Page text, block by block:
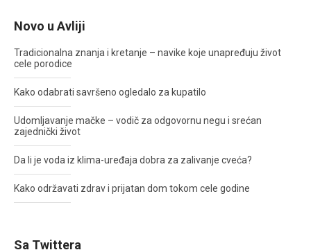
Novo u Avliji
Tradicionalna znanja i kretanje – navike koje unapređuju život
cele porodice
Kako odabrati savršeno ogledalo za kupatilo
Udomljavanje mačke – vodič za odgovornu negu i srećan
zajednički život
Da li je voda iz klima-uređaja dobra za zalivanje cveća?
Kako održavati zdrav i prijatan dom tokom cele godine
Sa Twittera